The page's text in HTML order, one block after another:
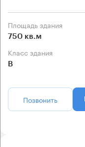
Площадь здания
750 кв.м
Класс здания
B
Позвонить